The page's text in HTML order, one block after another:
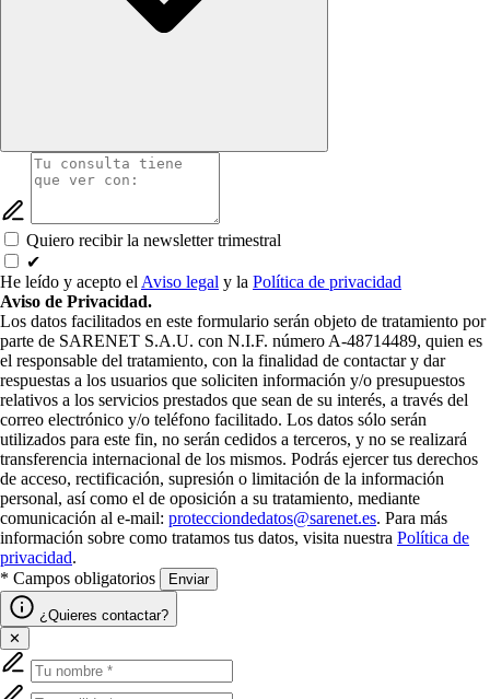
Quiero recibir la newsletter trimestral
✔
He leído y acepto el Aviso legal y la Política de privacidad
Aviso de Privacidad.
Los datos facilitados en este formulario serán objeto de tratamiento por
parte de SARENET S.A.U. con N.I.F. número A-48714489, quien es
el responsable del tratamiento, con la finalidad de contactar y dar
respuestas a los usuarios que soliciten información y/o presupuestos
relativos a los servicios prestados que sean de su interés, a través del
correo electrónico y/o teléfono facilitado. Los datos sólo serán
utilizados para este fin, no serán cedidos a terceros, y no se realizará
transferencia internacional de los mismos. Podrás ejercer tus derechos
de acceso, rectificación, supresión o limitación de la información
personal, así como el de oposición a su tratamiento, mediante
comunicación al e-mail: protecciondedatos@sarenet.es. Para más
información sobre como tratamos tus datos, visita nuestra Política de
privacidad.
* Campos obligatorios
Enviar
¿Quieres contactar?
✕